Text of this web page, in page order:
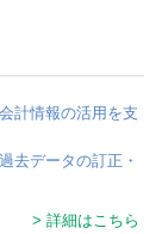
計情報の活用を支
去データの訂正・
> 詳細はこちら